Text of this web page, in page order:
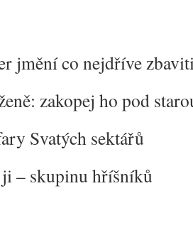
jmění co nejdříve
zakopej ho pod
Svatých sektářů
ji – skupinu hříšníků